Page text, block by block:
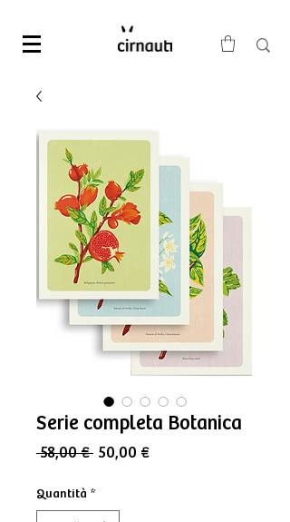
Serie completa Botanica
58,00 € Prezzo
50,00 €Prezzo
Quantità *